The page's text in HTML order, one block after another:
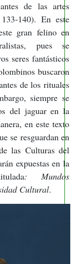
de las artes
140). En este
gran felino en
pues se
seres fantásticos
buscaron
de los rituales
siempre se
del jaguar en la
en este texto
se resguardan en
las Culturas del
expuestas en la
: Mundos
Cultural.